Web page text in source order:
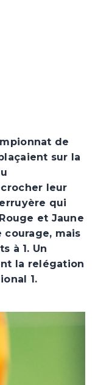
de
sur la
leur
qui
et Jaune
mais
à 1. Un
la relégation
1.